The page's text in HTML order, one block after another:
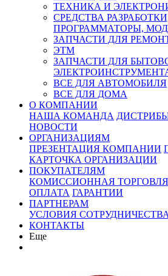
ТЕХНИКА И
СРЕДСТВА
ПРОГРАММАТОРЫ,
ЗАПЧАСТИ ДЛЯ
ЭТМ
ЗАПЧАСТИ ДЛЯ
ВСЕ ДЛЯ АВТОМОБИЛЯ
ВСЕ ДЛЯ ДОМА
О КОМПАНИИ
НАША КОМАНДА
НОВОСТИ
ОРГАНИЗАЦИЯМ
ПРЕЗЕНТАЦИЯ КОМПАНИИ
КАРТОЧКА ОРГАНИЗАЦИИ
ПОКУПАТЕЛЯМ
КОМИССИОННАЯ ТОРГОВЛЯ
ОПЛАТА ГАРАНТИИ
ПАРТНЕРАМ
УСЛОВИЯ СОТРУДНИЧЕСТВА
КОНТАКТЫ
Еще